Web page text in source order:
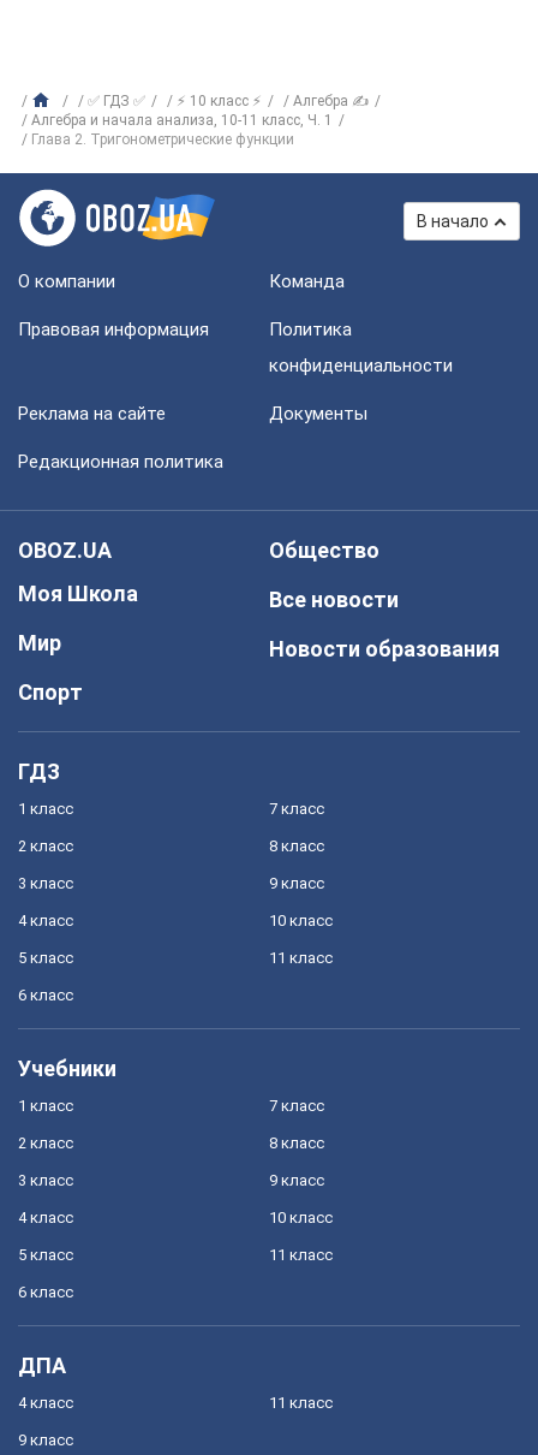
✅ ГДЗ ✅ ⚡ 10 класс ⚡
Алгебра ✍
Алгебра и начала анализа, 10-11 класс, Ч. 1
Глава 2. Тригонометрические функции
В начало
О компании Команда
Правовая информация
Политика
конфиденциальности
Реклама на сайте Документы
Редакционная политика
OBOZ.UA
Моя Школа
Мир
Спорт
Общество
Все новости
Новости образования
ГДЗ
1 класс
2 класс
3 класс
4 класс
5 класс
6 класс
7 класс
8 класс
9 класс
10 класс
11 класс
Учебники
1 класс
2 класс
3 класс
4 класс
5 класс
6 класс
7 класс
8 класс
9 класс
10 класс
11 класс
ДПА
4 класс
9 класс
11 класс